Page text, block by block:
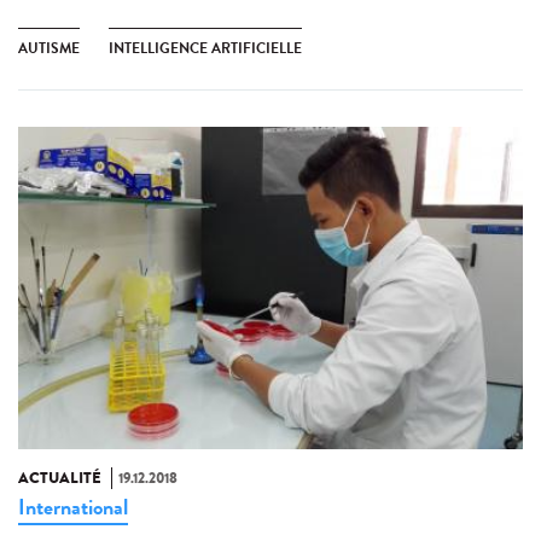
AUTISME INTELLIGENCE ARTIFICIELLE
ACTUALITÉ 19.12.2018
International